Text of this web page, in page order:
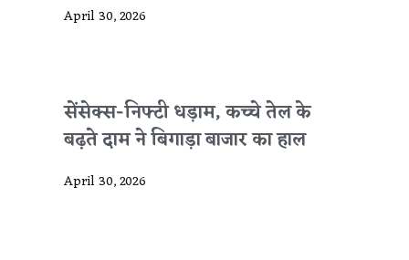
April 30, 2026
सेंसेक्स-निफ्टी धड़ाम, कच्चे तेल के
बढ़ते दाम ने बिगाड़ा बाजार का हाल
April 30, 2026